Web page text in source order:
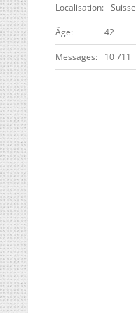
Localisation Suisse
ge 42
Messages 10 711